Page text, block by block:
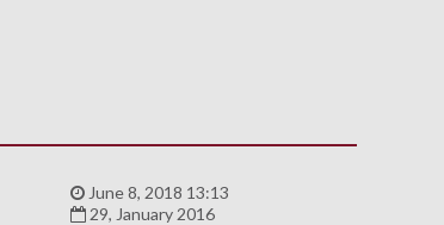
June 8, 2018 13:13
29, January 2016